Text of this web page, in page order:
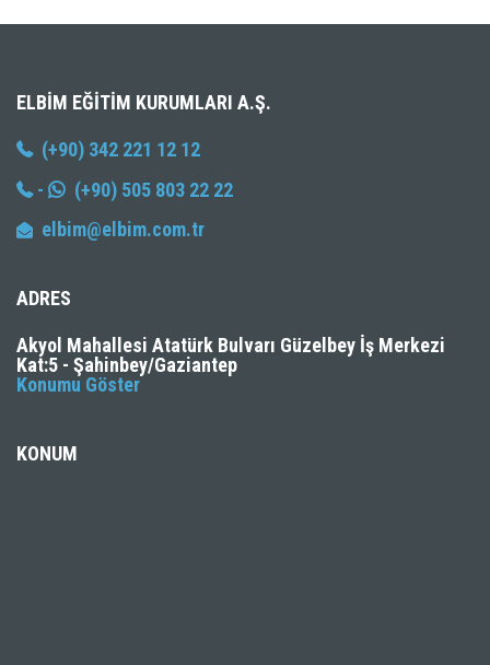
ELBIM EĞITIM KURUMLARI A.Ş.
(+90) 342 221 12 12
-
(+90) 505 803 22 22
elbim@elbim.com.tr
ADRES
Akyol Mahallesi Atatürk Bulvarı Güzelbey İş Merkezi
Kat:5 - Şahinbey/Gaziantep
Konumu Göster
KONUM